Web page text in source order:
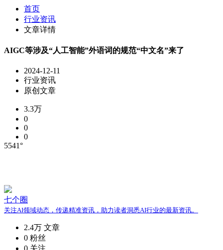
首页
行业资讯
文章详情
AIGC等涉及“人工智能”外语词的规范“中文名”来了
2024-12-11
行业资讯
原创文章
3.3万
0
0
0
5541°
七个圈
关注AI领域动态，传递精准资讯，助力读者洞悉AI行业的最新资讯。
2.4万 文章
0 粉丝